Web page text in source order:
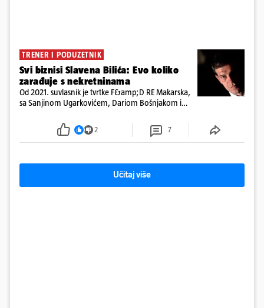
TRENER I PODUZETNIK
Svi biznisi Slavena Bilića: Evo koliko
zarađuje s nekretninama
Od 2021. suvlasnik je tvrtke F&amp;D RE Makarska,
sa Sanjinom Ugarkovićem, Dariom Bošnjakom i
poslovanje nekretninama, a od osnutka nema
2 7
Učitaj više